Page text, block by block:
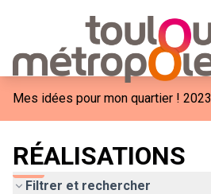
Mes idées pour mon quartier ! 2023
RÉALISATIONS
Filtrer et rechercher